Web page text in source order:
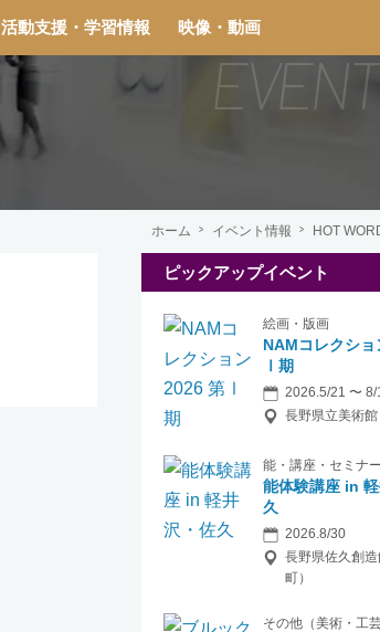
活動支援・学習情報 映像・動画
ホーム イベント情報 HOT
ピックアップイベント
絵画・版画
NAMコレクシ
Ⅰ期
2026.5/21 〜 8/
長野県立美術館
能・講座・セミナー
能体験講座 in
久
2026.8/30
長野県佐久創
町）
その他（美術・工